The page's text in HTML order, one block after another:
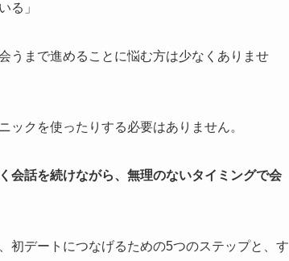
る」
うまで進めることに悩む方は少なくありませ
クを使ったりする必要はありません。
会話を続けながら、無理のないタイミングで会
初デートにつなげるための5つのステップと、す